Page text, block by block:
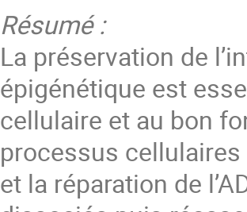
Résumé :
La préservation de
épigénétique est
cellulaire et au bon
processus
et la réparation de